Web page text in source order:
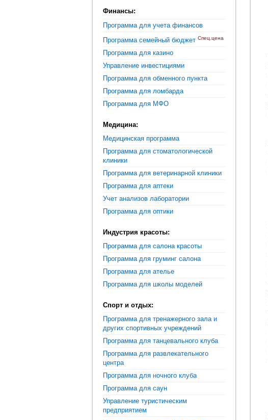
Финансы:
Программа для учета финансов
Программа семейный бюджет Спец.цена
Программа для казино
Управление инвестициями
Программа для обменного пункта
Программа для ломбарда
Программа для МФО
Медицина:
Медицинская программа
Программа для стоматологической
клиники
Программа для ветеринарной клиники
Программа для аптеки
Учет анализов лаборатории
Программа для оптики
Индустрия красоты:
Программа для салона красоты
Программа для груминг салона
Программа для ателье
Программа для школы моделей
Спорт и отдых:
Программа для тренажерного зала и
других спортивных учреждений
Программа для танцевального клуба
Программа для развлекательного
центра
Программа для ночного клуба
Программа для саун
Управление туристическим
предприятием